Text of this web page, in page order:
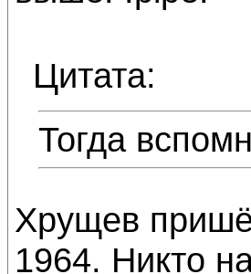
Цитата:
Тогда
Хрущев
1964. Никто